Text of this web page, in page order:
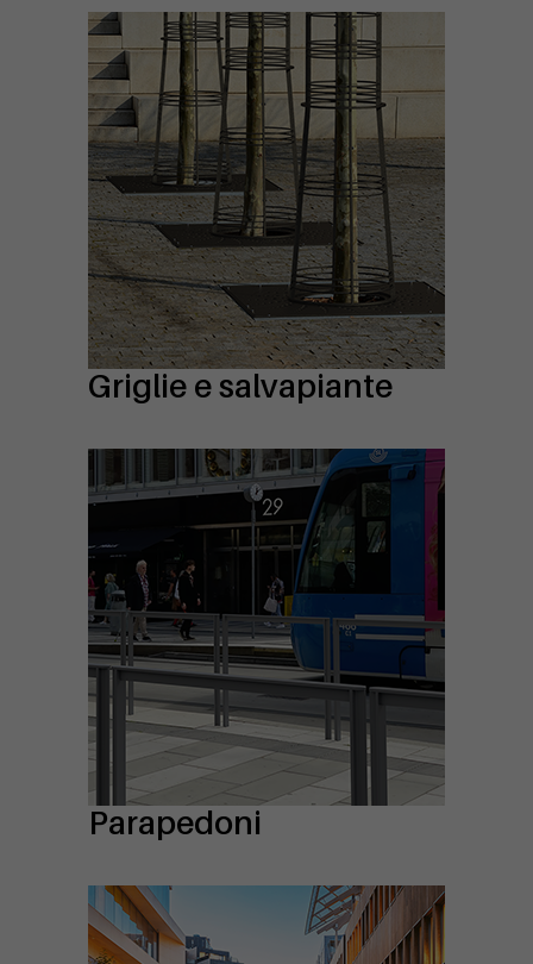
Griglie e salvapiante
Parapedoni